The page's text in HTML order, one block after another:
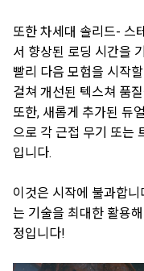
또한 차세대 솔리드- 스
서 향상된 로딩 시간을
빨리 다음 모험을 시작
걸쳐 개선된 텍스쳐 품
또한, 새롭게 추가된 듀
으로 각 근접 무기 또는
입니다.
이것은 시작에 불과합
는 기술을 최대한 활용
정입니다!